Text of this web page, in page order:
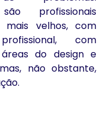
profissionais
mais velhos, com
com
do design e
não obstante,